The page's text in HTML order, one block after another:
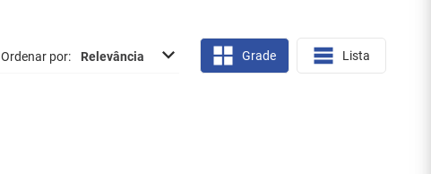
Ordenar por Relevância Grade Lista